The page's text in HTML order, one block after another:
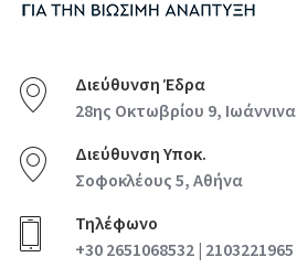
Διεύθυνση Έδρα
28ης Οκτωβρίου 9, Ιωάννινα
Διεύθυνση Υποκ.
Σοφοκλέους 5, Αθήνα
Τηλέφωνο
+30 2651068532 | 2103221965